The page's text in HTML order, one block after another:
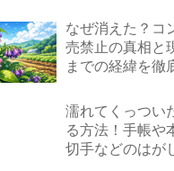
なぜ消えた？コ
売禁止の真相と
までの経緯を徹
濡れてくっつい
る方法！手帳や
切手などのはが